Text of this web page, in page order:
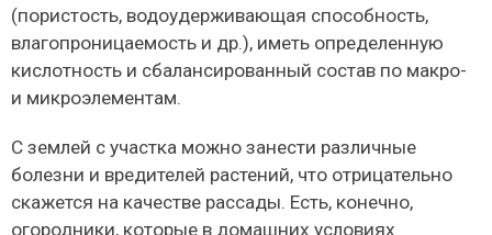
(пористость, водоудерживающая способность,
влагопроницаемость и др.), иметь определенную
кислотность и сбалансированный состав по макро-
и микроэлементам.
С землей с участка можно занести различные
болезни и вредителей растений, что отрицательно
скажется на качестве рассады. Есть, конечно,
огородники, которые в домашних условиях